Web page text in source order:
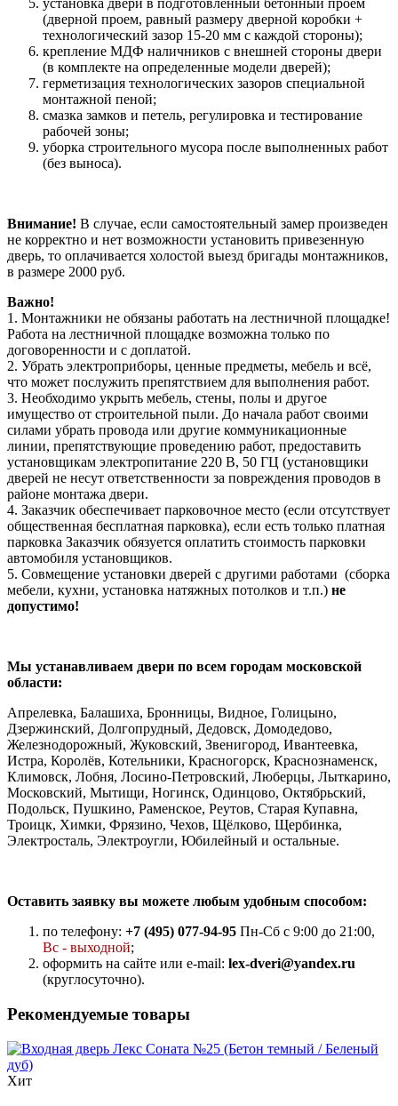
установка двери в подготовленный бетонный проем
(дверной проем, равный размеру дверной коробки +
технологический зазор 15-20 мм с каждой стороны);
крепление МДФ наличников с внешней стороны двери
(в комплекте на определенные модели дверей);
герметизация технологических зазоров специальной
монтажной пеной;
смазка замков и петель, регулировка и тестирование
рабочей зоны;
уборка строительного мусора после выполненных работ
(без выноса).
Внимание! В случае, если самостоятельный замер произведен
не корректно и нет возможности установить привезенную
дверь, то оплачивается холостой выезд бригады монтажников,
в размере 2000 руб.
Важно!
1. Монтажники не обязаны работать на лестничной площадке!
Работа на лестничной площадке возможна только по
договоренности и с доплатой.
2. Убрать электроприборы, ценные предметы, мебель и всё,
что может послужить препятствием для выполнения работ.
3. Необходимо укрыть мебель, стены, полы и другое
имущество от строительной пыли. До начала работ своими
силами убрать провода или другие коммуникационные
линии, препятствующие проведению работ, предоставить
установщикам электропитание 220 В, 50 ГЦ (установщики
дверей не несут ответственности за повреждения проводов в
районе монтажа двери.
4. Заказчик обеспечивает парковочное место (если отсутствует
общественная бесплатная парковка), если есть только платная
парковка Заказчик обязуется оплатить стоимость парковки
автомобиля установщиков.
5. Совмещение установки дверей с другими работами (сборка
мебели, кухни, установка натяжных потолков и т.п.) не
допустимо!
Мы устанавливаем двери по всем городам московской
области:
Апрелевка, Балашиха, Бронницы, Видное, Голицыно,
Дзержинский, Долгопрудный, Дедовск, Домодедово,
Железнодорожный, Жуковский, Звенигород, Ивантеевка,
Истра, Королёв, Котельники, Красногорск, Краснознаменск,
Климовск, Лобня, Лосино-Петровский, Люберцы, Лыткарино,
Московский, Мытищи, Ногинск, Одинцово, Октябрьский,
Подольск, Пушкино, Раменское, Реутов, Старая Купавна,
Троицк, Химки, Фрязино, Чехов, Щёлково, Щербинка,
Электросталь, Электроугли, Юбилейный и остальные.
Оставить заявку вы можете любым удобным способом:
по телефону: +7 (495) 077-94-95 Пн-Сб с 9:00 до 21:00,
Вс - выходной;
оформить на сайте или e-mail: lex-dveri@yandex.ru
(круглосуточно).
Рекомендуемые товары
Хит